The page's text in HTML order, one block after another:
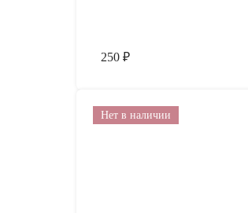
250 ₽
Нет в наличии